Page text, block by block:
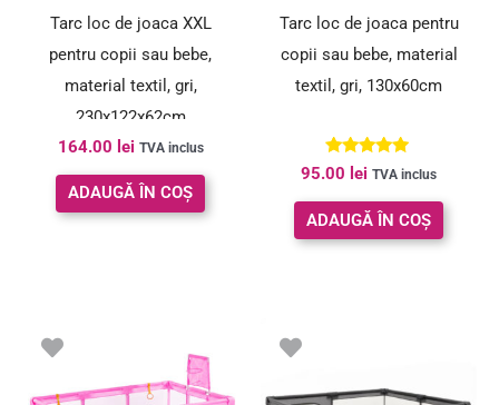
Tarc loc de joaca XXL
pentru copii sau bebe,
material textil, gri,
230x122x62cm
164.00 lei TVA inclus
ADAUGĂ ÎN COȘ
Tarc loc de joaca pentru
copii sau bebe, material
textil, gri, 130x60cm
Evaluat la
5.00
din 5
95.00 lei TVA inclus
ADAUGĂ ÎN COȘ